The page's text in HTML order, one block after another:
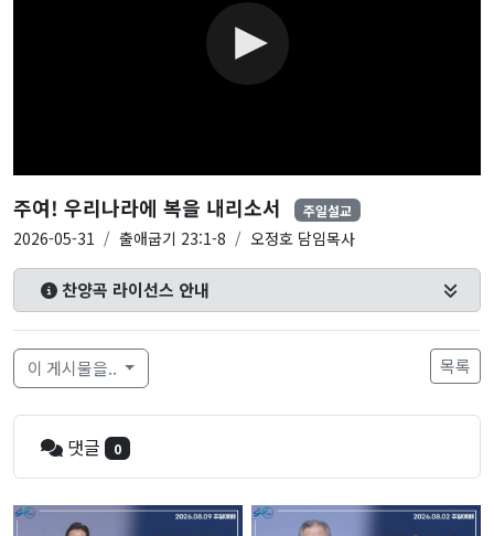
주여! 우리나라에 복을 내리소서 주일설교
2026-05-31 출애굽기 23:1-8 오정호 담임목사
찬양곡 라이선스 안내
이 게시물을.. 목록
댓글 0